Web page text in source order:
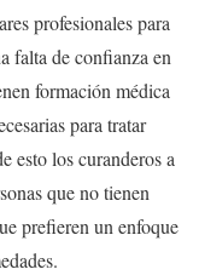
profesionales para
falta de confianza en
formación médica
para tratar
esto los curanderos a
que no tienen
prefieren un enfoque